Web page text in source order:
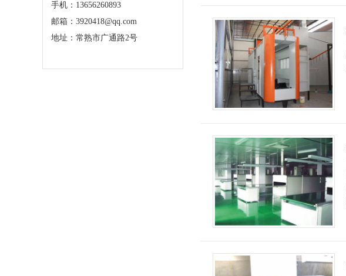
手机：13656260893
邮箱：3920418@qq.com
地址：常熟市广通路2号